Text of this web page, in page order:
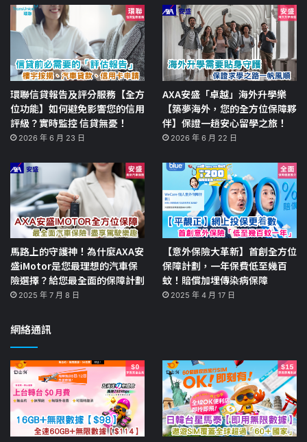
環聯信貸報告及評分服務【全方
位功能】如何避免影響您的信用
評級？實時監控 信貸無憂！
2026 年 6 月 23 日
AXA安盛「卓越」海外升學樂
【築夢海外，您的全方位保障夥
伴】保證一趟安心留學之旅！
2026 年 6 月 22 日
馬路上的守護神！為什麼AXA安
盛iMotor是您最理想的汽車保
險選擇？給您最全面的保障計劃
2025 年 7 月 8 日
【意外保險大革新】首創全方位
保障計劃，一年保費低至幾百
蚊！賠償加埋傳染病保障
2025 年 4 月 17 日
網絡通訊